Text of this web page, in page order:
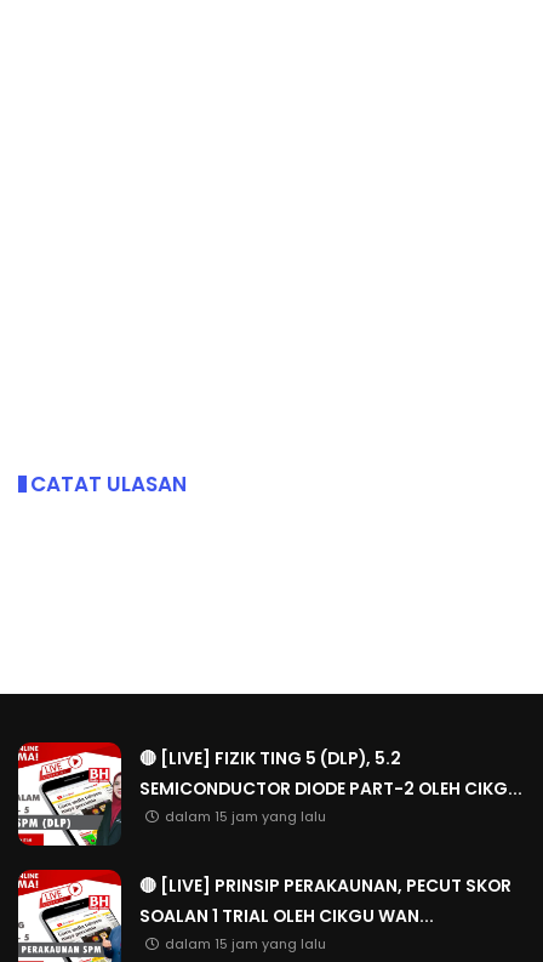
CATAT ULASAN
🔴 [LIVE] FIZIK TING 5 (DLP), 5.2
SEMICONDUCTOR DIODE PART-2 OLEH CIKG...
dalam 15 jam yang lalu
🔴 [LIVE] PRINSIP PERAKAUNAN, PECUT SKOR
SOALAN 1 TRIAL OLEH CIKGU WAN...
dalam 15 jam yang lalu